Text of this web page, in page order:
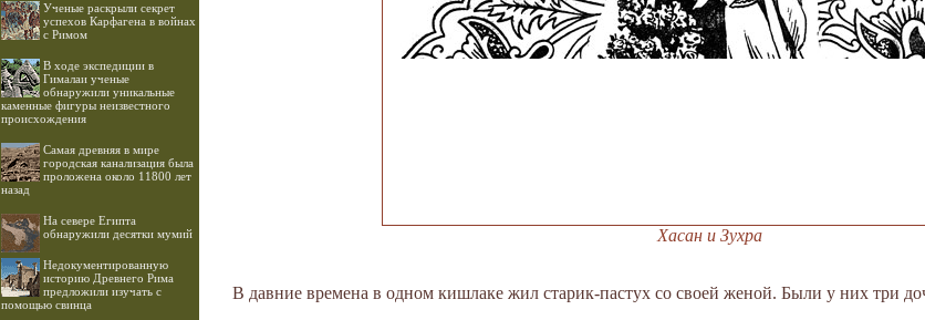
Ученые раскрыли секрет
успехов Карфагена в войнах
с Римом
В ходе экспедиции в
Гималаи ученые
обнаружили уникальные
каменные фигуры неизвестного
происхождения
Самая древняя в мире
городская канализация была
проложена около 11800 лет
назад
На севере Египта
обнаружили десятки мумий
Недокументированную
историю Древнего Рима
предложили изучать с
помощью свинца
Хасан и Зухра
В давние времена в одном кишлаке жил старик-пастух со своей женой. Были у них три